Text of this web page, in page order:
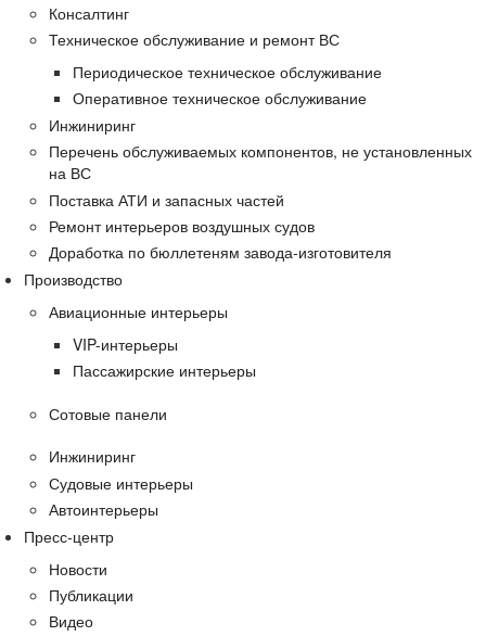
Консалтинг
Техническое обслуживание и ремонт ВС
Периодическое техническое обслуживание
Оперативное техническое обслуживание
Инжиниринг
Перечень обслуживаемых компонентов, не установленных
на ВС
Поставка АТИ и запасных частей
Ремонт интерьеров воздушных судов
Доработка по бюллетеням завода-изготовителя
Производство
Авиационные интерьеры
VIP-интерьеры
Пассажирские интерьеры
Сотовые панели
Инжиниринг
Судовые интерьеры
Автоинтерьеры
Пресс-центр
Новости
Публикации
Видео